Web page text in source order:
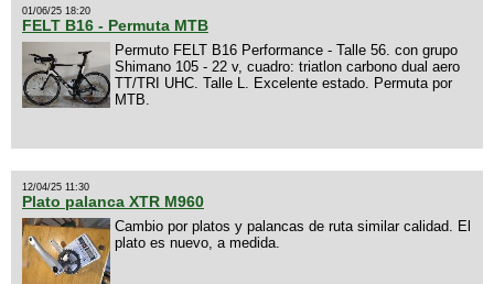
01/06/25 18:20
FELT B16 - Permuta MTB
Permuto FELT B16 Performance - Talle 56. con grupo
Shimano 105 - 22 v, cuadro: triatlon carbono dual aero
TT/TRI UHC. Talle L. Excelente estado. Permuta por
MTB.
12/04/25 11:30
Plato palanca XTR M960
Cambio por platos y palancas de ruta similar calidad. El
plato es nuevo, a medida.